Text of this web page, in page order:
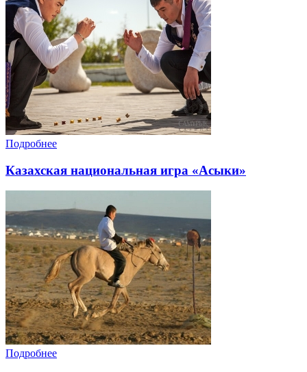
Подробнее
Казахская национальная игра «Асыки»
Подробнее